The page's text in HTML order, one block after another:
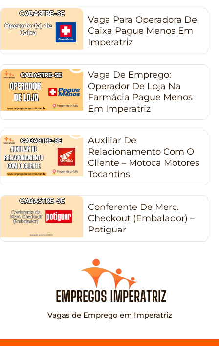
Vaga Para Operadora De
Caixa Pague Menos Em
Imperatriz
Vaga De Emprego:
Operador De Loja Na
Farmácia Pague Menos
Em Imperatriz
Auxiliar De
Relacionamento Com O
Cliente – Motoca Motores
Tocantins
Conferente De Merc.
Checkout (Embalador) –
Potiguar
Vagas de Emprego em Imperatriz